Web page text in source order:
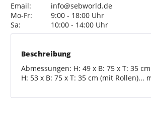
Email:
info@sebworld.de
Mo-Fr:
9:00 - 18:00 Uhr
Sa:
10:00 - 14:00 Uhr
Beschreibung
Abmessungen: H: 49 x B: 75 x T: 35
H: 53 x B: 75 x T: 35 cm (mit Rollen)...